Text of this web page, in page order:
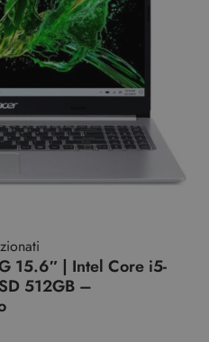
15.6″ | Intel Core i5-
512GB –